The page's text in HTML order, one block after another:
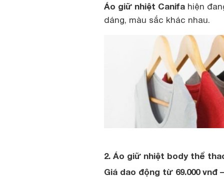
Áo giữ nhiệt Canifa hiện
dáng, màu sắc khác nhau.
2. Áo giữ nhiệt body thể
Giá dao động từ 69.000 vnđ